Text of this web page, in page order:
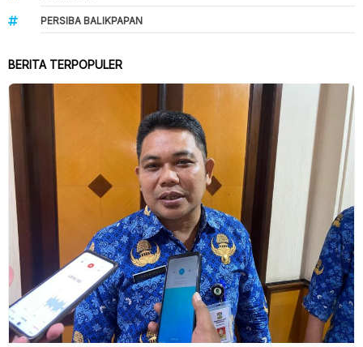
PERSIBA BALIKPAPAN
BERITA TERPOPULER